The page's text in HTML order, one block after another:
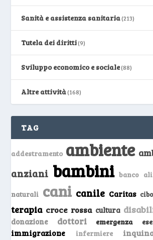
Sanità e assistenza sanitaria(213)
Tutela dei diritti(9)
Sviluppo economico e sociale(88)
Altre attività(168)
TAG
addestramento ambiente
anziani bambini banco
naturali cani canile Caritas cibo
terapia croce rossa cultura
donazione dottori emergenza
immigrazione infermiere